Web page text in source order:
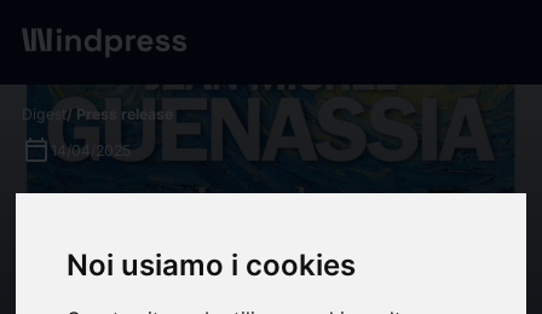
Noi usiamo i cookies
Digest/ Press release
calendar_today14/04/2025
du ciel de Jean-Michel